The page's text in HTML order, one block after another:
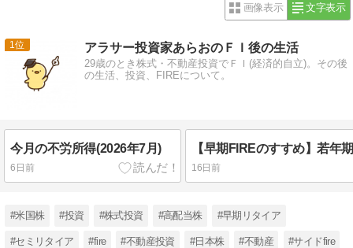
画像表示 文字表示
1 アラサー投資家あらおのＦＩ後の生活
29歳のとき株式・不動産投資でＦＩ(経済的自立)。その後
の生活、投資、FIREについて。
今月の不労所得(2026年7月)
6日前 16日前
#米国株 #投資 #株式投資 #高配当株 #早期リタイア
#セミリタイア #fire #不動産投資 #日本株 #不動産 #サイドfire